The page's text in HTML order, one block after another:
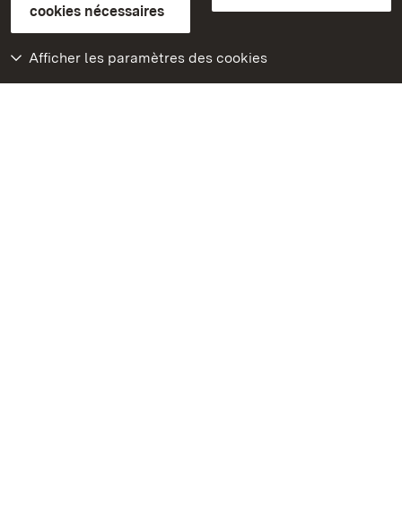
cookies nécessaires
Afficher les paramètres des cookies
Accueil
Monuments
Rendez-nous visite